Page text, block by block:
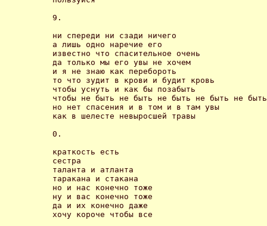
9.
ни спереди ни сзади ничего
а лишь одно наречие его
известно что спасительное очень
да только мы его увы не хочем
и я не знаю как перебороть
то что зудит в крови и будит кровь
чтобы уснуть и как бы позабыть
чтобы не быть не быть не быть не быть не
но нет спасения и в том и в там увы
как в шелесте невыросшей травы
0.
краткость есть
сестра
таланта и атланта
таракана и стакана
но и нас конечно тоже
ну и вас конечно тоже
да и их конечно даже
хочу короче чтобы все